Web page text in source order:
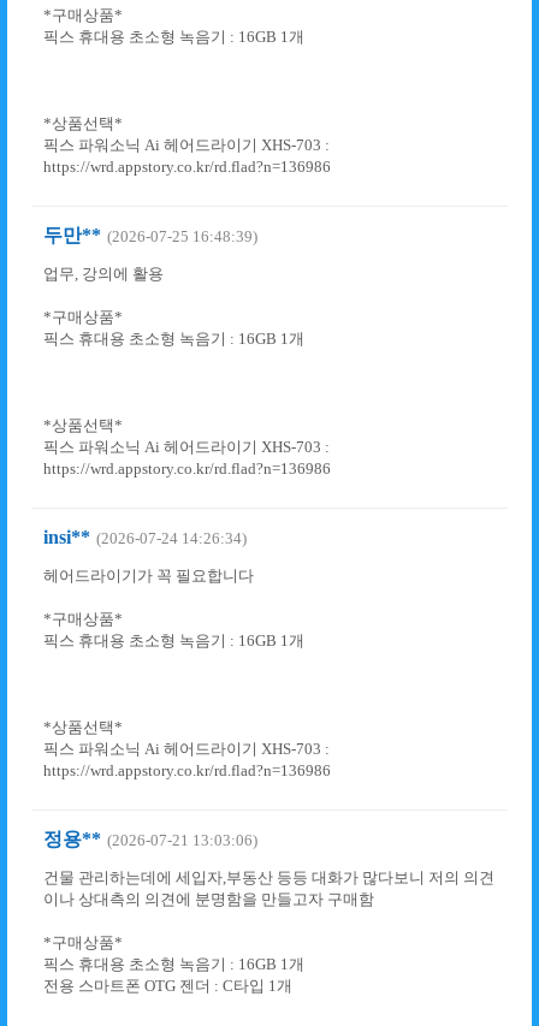
*구매상품*
픽스 휴대용 초소형 녹음기 : 16GB 1개
*상품선택*
픽스 파워소닉 Ai 헤어드라이기 XHS-703 :
https://wrd.appstory.co.kr/rd.flad?n=136986
두만** (2026-07-25 16:48:39)
업무, 강의에 활용
*구매상품*
픽스 휴대용 초소형 녹음기 : 16GB 1개
*상품선택*
픽스 파워소닉 Ai 헤어드라이기 XHS-703 :
https://wrd.appstory.co.kr/rd.flad?n=136986
insi** (2026-07-24 14:26:34)
헤어드라이기가 꼭 필요합니다
*구매상품*
픽스 휴대용 초소형 녹음기 : 16GB 1개
*상품선택*
픽스 파워소닉 Ai 헤어드라이기 XHS-703 :
https://wrd.appstory.co.kr/rd.flad?n=136986
정용** (2026-07-21 13:03:06)
건물 관리하는데에 세입자,부동산 등등 대화가 많다보니 저의 의견
이나 상대측의 의견에 분명함을 만들고자 구매함
*구매상품*
픽스 휴대용 초소형 녹음기 : 16GB 1개
전용 스마트폰 OTG 젠더 : C타입 1개